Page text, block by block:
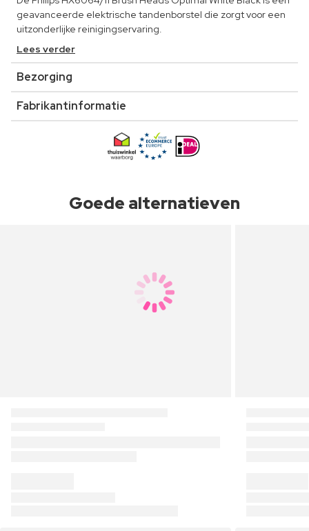
geavanceerde elektrische tandenborstel die zorgt voor een
uitzonderlijke reinigingservaring.
Lees verder
Bezorging
Fabrikantinformatie
Goede alternatieven